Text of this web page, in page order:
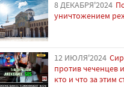
8 ДЕКАБРЯ'2024
уничтожением
12 ИЮЛЯ'2024
против чеченцев
кто и что за этим